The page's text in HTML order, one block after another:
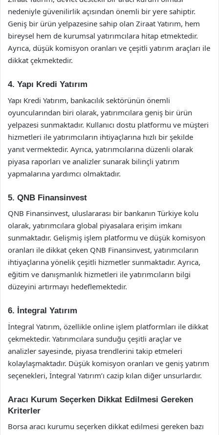
nedeniyle güvenilirlik açısından önemli bir yere sahiptir.
Geniş bir ürün yelpazesine sahip olan Ziraat Yatırım, hem
bireysel hem de kurumsal yatırımcılara hitap etmektedir.
Ayrıca, düşük komisyon oranları ve çeşitli yatırım araçları ile
dikkat çekmektedir.
4. Yapı Kredi Yatırım
Yapı Kredi Yatırım, bankacılık sektörünün önemli
oyuncularından biri olarak, yatırımcılara geniş bir ürün
yelpazesi sunmaktadır. Kullanıcı dostu platformu ve müşteri
hizmetleri ile yatırımcıların ihtiyaçlarına hızlı bir şekilde
yanıt vermektedir. Ayrıca, yatırımcılarına düzenli olarak
piyasa raporları ve analizler sunarak bilinçli yatırım
yapmalarına yardımcı olmaktadır.
5. QNB Finansinvest
QNB Finansinvest, uluslararası bir bankanın Türkiye kolu
olarak, yatırımcılara global piyasalara erişim imkanı
sunmaktadır. Gelişmiş işlem platformu ve düşük komisyon
oranları ile dikkat çeken QNB Finansinvest, yatırımcıların
ihtiyaçlarına yönelik çeşitli hizmetler sunmaktadır. Ayrıca,
eğitim ve danışmanlık hizmetleri ile yatırımcıların bilgi
düzeyini artırmayı hedeflemektedir.
6. İntegral Yatırım
İntegral Yatırım, özellikle online işlem platformları ile dikkat
çekmektedir. Yatırımcılara sunduğu çeşitli araçlar ve
analizler sayesinde, piyasa trendlerini takip etmeleri
kolaylaşmaktadır. Düşük komisyon oranları ve geniş yatırım
seçenekleri, İntegral Yatırım’ı cazip kılan diğer unsurlardır.
Aracı Kurum Seçerken Dikkat Edilmesi Gereken
Kriterler
Borsa aracı kurumu seçerken dikkat edilmesi gereken bazı